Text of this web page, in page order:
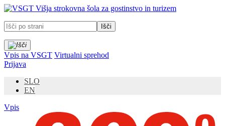
Prosimo,
upoštevajte:
To
spletno
mesto
vključuje
sistem
dostopnosti.
Višja strokovna šola za gostinstvo in turizem
Vpis na VSGT Virtualni sprehod
Prijava
SLO
EN
Vpis